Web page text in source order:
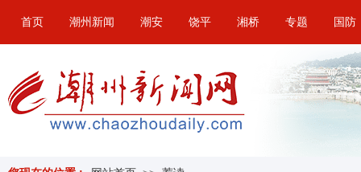
首页 潮州新闻 潮安 饶平 湘桥 专题 国防